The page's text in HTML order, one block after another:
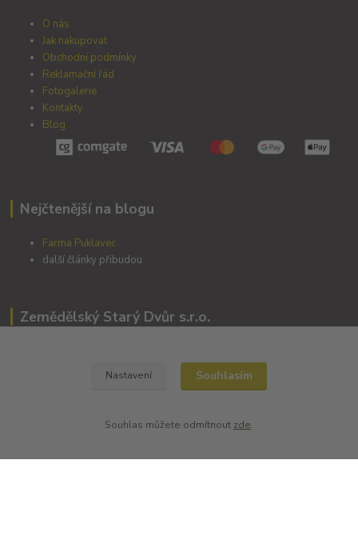
O nás
Jak nakupovat
Obchodní podmínky
Reklamační řád
Fotogalerie
Kontakty
Blog
Nejčtenější na blogu
Farma Puklavec
další články přibudou
Zemědělský Starý Dvůr s.r.o.
Nastavení Souhlasím
Souhlas můžete odmítnout zde.